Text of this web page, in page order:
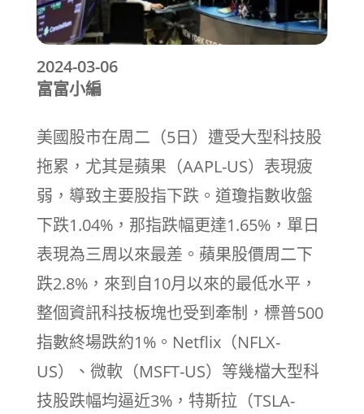
2024-03-06
富富小編
美國股市在周二（5日）遭受大型科技股
拖累，尤其是蘋果（AAPL-US）表現疲
弱，導致主要股指下跌。道瓊指數收盤
下跌1.04%，那指跌幅更達1.65%，單日
表現為三周以來最差。蘋果股價周二下
跌2.8%，來到自10月以來的最低水平，
整個資訊科技板塊也受到牽制，標普500
指數終場跌約1%。Netflix（NFLX-
US）、微軟（MSFT-US）等幾檔大型科
技股跌幅均逼近3%，特斯拉（TSLA-